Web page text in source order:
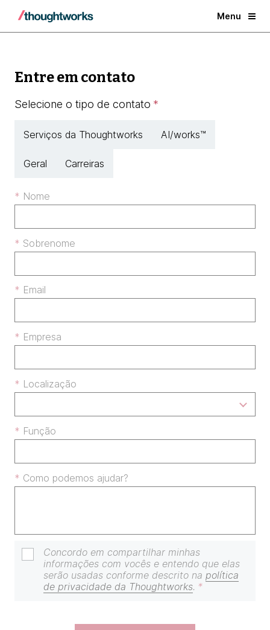
Menu
Entre em contato
Selecione o tipo de contato *
Serviços da Thoughtworks
Nome
Sobrenome
Email
Empresa
Localização
Função
Como podemos ajudar?
Concordo em compartilhar minhas
informações com vocês e entendo que elas
serão usadas conforme descrito na política
de privacidade da Thoughtworks.
AI/works™
Geral Carreiras